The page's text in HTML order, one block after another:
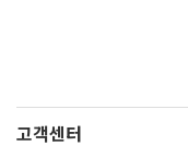
고객센터